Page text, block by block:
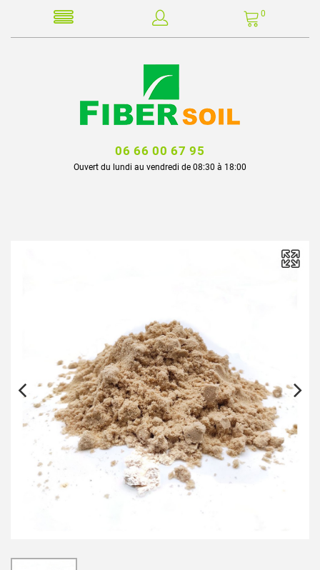
0
06 66 00 67 95
Ouvert du lundi au vendredi de 08:30 à 18:00